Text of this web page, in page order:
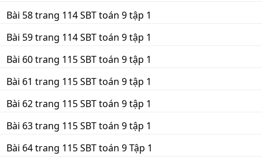
Bài 58 trang 114 SBT toán 9 tập 1
Bài 59 trang 114 SBT toán 9 tập 1
Bài 60 trang 115 SBT toán 9 tập 1
Bài 61 trang 115 SBT toán 9 tập 1
Bài 62 trang 115 SBT toán 9 tập 1
Bài 63 trang 115 SBT toán 9 tập 1
Bài 64 trang 115 SBT toán 9 Tập 1